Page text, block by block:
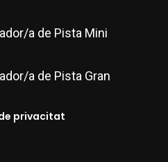
a de Pista Mini
a de Pista Gran
privacitat